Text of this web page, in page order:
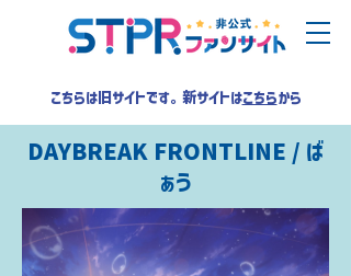
こちらは旧サイトです。新サイトはこちらから
DAYBREAK FRONTLINE / ば
ぁう